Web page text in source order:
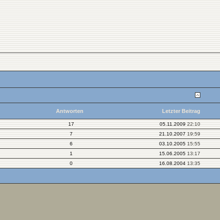
Antworten Letzter Beitrag
17 05.11.2009 22:10
7 21.10.2007 19:59
6 03.10.2005 15:55
1 15.06.2005 13:17
0 16.08.2004 13:35